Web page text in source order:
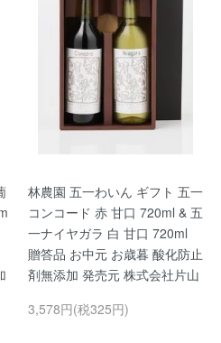
林農園 五一わいん ギフト 五一
コンコード 赤 甘口 720ml & 五
一ナイヤガラ 白 甘口 720ml
贈答品 お中元 お歳暮 酸化防止
剤無添加 発売元 株式会社片山
3,578円(税325円)